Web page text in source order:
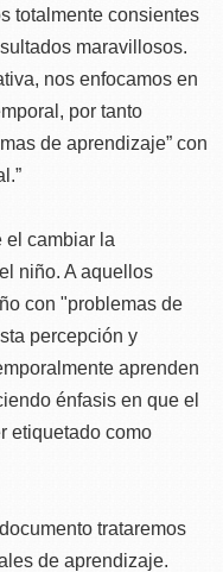
totalmente consientes
maravillosos.
nos enfocamos en
por tanto
de aprendizaje” con
el cambiar la
niño. A aquellos
con "problemas de
percepción y
aprenden
énfasis en que el
etiquetado como
trataremos
de aprendizaje.